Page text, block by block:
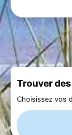
Trouver
Choisissez vos